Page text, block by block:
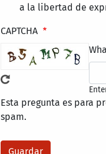
a la libertad de
CAPTCHA
Esta pregunta es para
spam.